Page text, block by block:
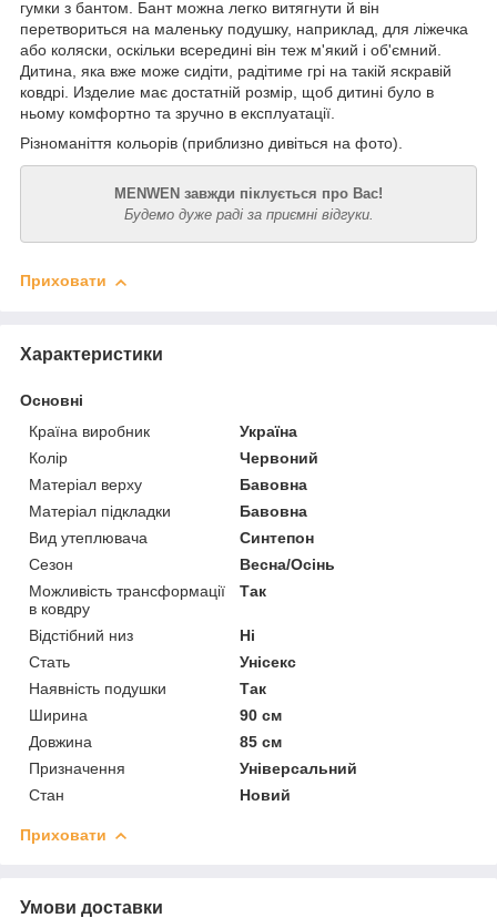
гумки з бантом. Бант можна легко витягнути й він
перетвориться на маленьку подушку, наприклад, для ліжечка
або коляски, оскільки всередині він теж м'який і об'ємний.
Дитина, яка вже може сидіти, радітиме грі на такій яскравій
ковдрі. Изделие має достатній розмір, щоб дитині було в
ньому комфортно та зручно в експлуатації.
Різноманіття кольорів (приблизно дивіться на фото).
MENWEN завжди піклується про Вас!
Будемо дуже раді за приємні відгуки.
Приховати
Характеристики
Основні
Країна виробник
Україна
Колір
Червоний
Матеріал верху
Бавовна
Матеріал підкладки
Бавовна
Вид утеплювача
Синтепон
Сезон
Весна/Осінь
Можливість трансформації
в ковдру
Так
Відстібний низ
Ні
Стать
Унісекс
Наявність подушки
Так
Ширина
90 см
Довжина
85 см
Призначення
Універсальний
Стан
Новий
Приховати
Умови доставки